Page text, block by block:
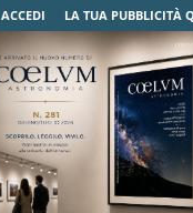
ACCEDI LA TUA PUBBLICITÀ